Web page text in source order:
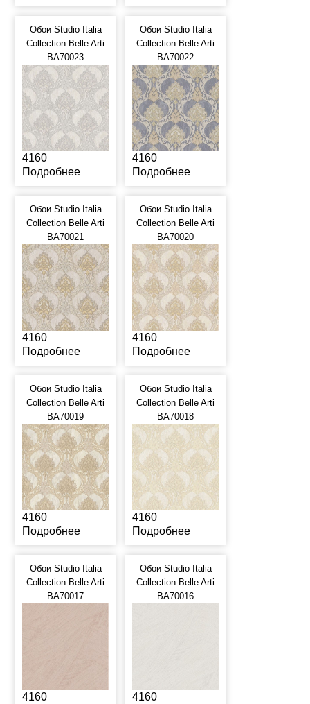
Обои Studio Italia
Collection Belle Arti
BA70023
4160
Подробнее
Обои Studio Italia
Collection Belle Arti
BA70022
4160
Подробнее
Обои Studio Italia
Collection Belle Arti
BA70021
4160
Подробнее
Обои Studio Italia
Collection Belle Arti
BA70020
4160
Подробнее
Обои Studio Italia
Collection Belle Arti
BA70019
4160
Подробнее
Обои Studio Italia
Collection Belle Arti
BA70018
4160
Подробнее
Обои Studio Italia
Collection Belle Arti
BA70017
4160
Обои Studio Italia
Collection Belle Arti
BA70016
4160